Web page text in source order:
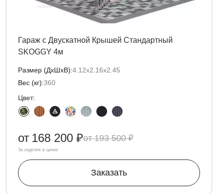
Гараж с Двускатной Крышей Стандартный
SKOGGY 4м
Размер (ДxШxВ):4.12х2.16х2.45
Вес (кг):360
Цвет:
193 500 ₽
от 168 200 ₽
За изделие в цинке
Заказать